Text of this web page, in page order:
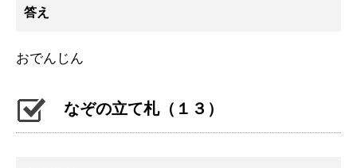
答え
おでんじん
なぞの立て札（１３）